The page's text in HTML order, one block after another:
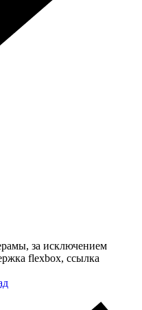
за исключением
flexbox, ссылка